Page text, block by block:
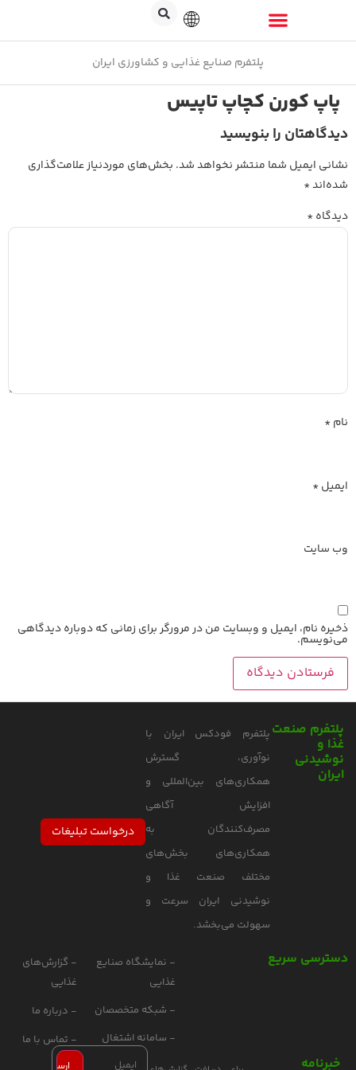
پلتفرم صنایع غذایی و کشاورزی ایران
پاپ کورن کچاپ تاپیس
دیدگاهتان را بنویسید
نشانی ایمیل شما منتشر نخواهد شد. بخش‌های موردنیاز علامت‌گذاری
شده‌اند*
دیدگاه*
نام*
ایمیل*
وب‌ سایت
ذخیره نام، ایمیل و وبسایت من در مرورگر برای زمانی که دوباره دیدگاهی
می‌نویسم.
پلتفرم صنعت
غذا و
نوشیدنی
ایران
پلتفرم فودکس ایران با
نوآوری، گسترش
همکاری‌های بین‌المللی و
افزایش آگاهی
مصرف‌کنندگان به
همکاری‌های بخش‌های
مختلف صنعت غذا و
نوشیدنی ایران سرعت و
سهولت می‌بخشد.
درخواست تبلیغات
دسترسی سریع
- نمایشگاه صنایع
غذایی
- شبکه متخصصان
- سامانه اشتغال
- گزارش‌های
غذایی
- درباره ما
- تماس با ما
خبرنامه